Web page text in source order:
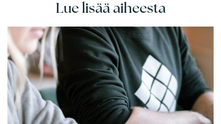
Lue lisää aiheesta